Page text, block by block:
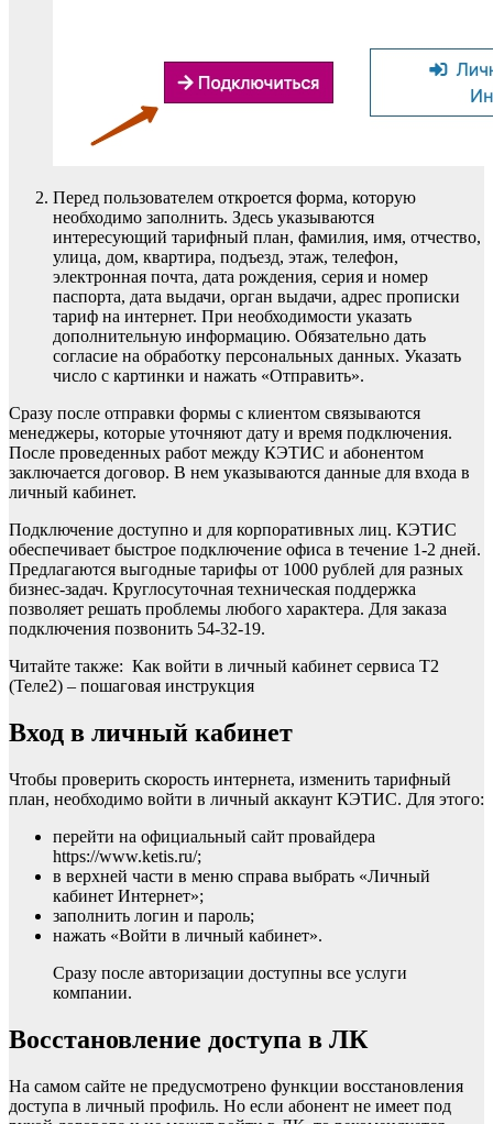
Перед пользователем откроется форма, которую
необходимо заполнить. Здесь указываются
интересующий тарифный план, фамилия, имя, отчество,
улица, дом, квартира, подъезд, этаж, телефон,
электронная почта, дата рождения, серия и номер
паспорта, дата выдачи, орган выдачи, адрес прописки
тариф на интернет. При необходимости указать
дополнительную информацию. Обязательно дать
согласие на обработку персональных данных. Указать
число с картинки и нажать «Отправить».
Сразу после отправки формы с клиентом связываются
менеджеры, которые уточняют дату и время подключения.
После проведенных работ между КЭТИС и абонентом
заключается договор. В нем указываются данные для входа в
личный кабинет.
Подключение доступно и для корпоративных лиц. КЭТИС
обеспечивает быстрое подключение офиса в течение 1-2 дней.
Предлагаются выгодные тарифы от 1000 рублей для разных
бизнес-задач. Круглосуточная техническая поддержка
позволяет решать проблемы любого характера. Для заказа
подключения позвонить 54-32-19.
Читайте также: Как войти в личный кабинет сервиса T2
(Теле2) – пошаговая инструкция
Вход в личный кабинет
Чтобы проверить скорость интернета, изменить тарифный
план, необходимо войти в личный аккаунт КЭТИС. Для этого:
перейти на официальный сайт провайдера
https://www.ketis.ru/;
в верхней части в меню справа выбрать «Личный
кабинет Интернет»;
заполнить логин и пароль;
нажать «Войти в личный кабинет».
Сразу после авторизации доступны все услуги
компании.
Восстановление доступа в ЛК
На самом сайте не предусмотрено функции восстановления
доступа в личный профиль. Но если абонент не имеет под